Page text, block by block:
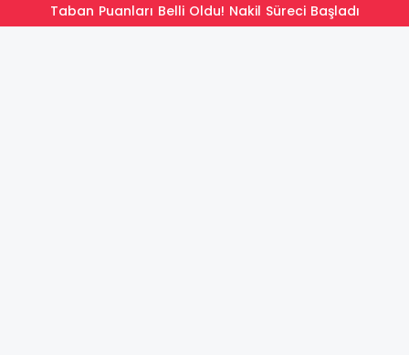
Taban Puanları Belli Oldu! Nakil Süreci Başladı